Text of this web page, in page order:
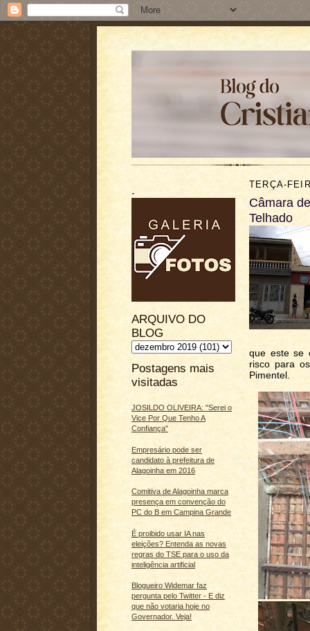
.
ARQUIVO DO
BLOG
Postagens mais
visitadas
JOSILDO OLIVEIRA: "Serei o
Vice Por Que Tenho A
Confiança"
Empresário pode ser
candidato à prefeitura de
Alagoinha em 2016
Comitiva de Alagoinha marca
presença em convenção do
PC do B em Campina Grande
É proibido usar IA nas
eleições? Entenda as novas
regras do TSE para o uso da
inteligência artificial
Blogueiro Widemar faz
pergunta pelo Twitter - E diz
que não votaria hoje no
Governador. Veja!
TERÇA-
Câmara
Telhado
que este se
risco para
Pimentel.